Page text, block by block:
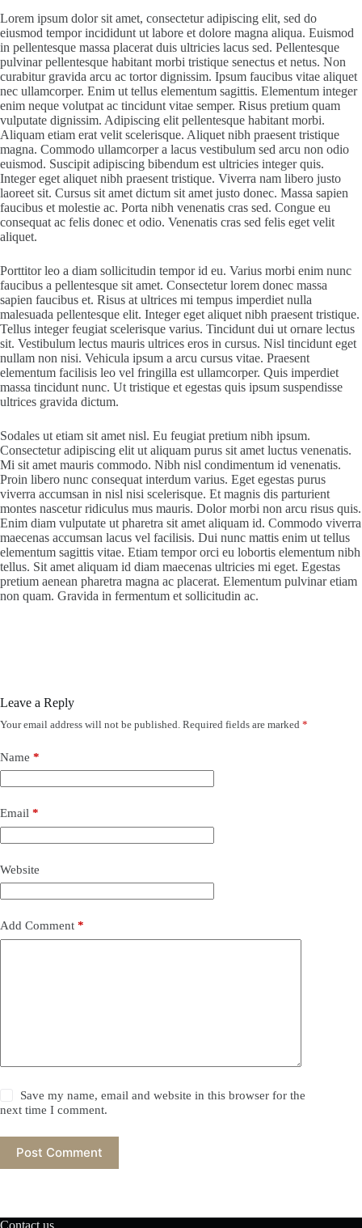
Lorem ipsum dolor sit amet, consectetur adipiscing elit, sed do
eiusmod tempor incididunt ut labore et dolore magna aliqua. Euismod
in pellentesque massa placerat duis ultricies lacus sed. Pellentesque
pulvinar pellentesque habitant morbi tristique senectus et netus. Non
curabitur gravida arcu ac tortor dignissim. Ipsum faucibus vitae aliquet
nec ullamcorper. Enim ut tellus elementum sagittis. Elementum integer
enim neque volutpat ac tincidunt vitae semper. Risus pretium quam
vulputate dignissim. Adipiscing elit pellentesque habitant morbi.
Aliquam etiam erat velit scelerisque. Aliquet nibh praesent tristique
magna. Commodo ullamcorper a lacus vestibulum sed arcu non odio
euismod. Suscipit adipiscing bibendum est ultricies integer quis.
Integer eget aliquet nibh praesent tristique. Viverra nam libero justo
laoreet sit. Cursus sit amet dictum sit amet justo donec. Massa sapien
faucibus et molestie ac. Porta nibh venenatis cras sed. Congue eu
consequat ac felis donec et odio. Venenatis cras sed felis eget velit
aliquet.
Porttitor leo a diam sollicitudin tempor id eu. Varius morbi enim nunc
faucibus a pellentesque sit amet. Consectetur lorem donec massa
sapien faucibus et. Risus at ultrices mi tempus imperdiet nulla
malesuada pellentesque elit. Integer eget aliquet nibh praesent tristique.
Tellus integer feugiat scelerisque varius. Tincidunt dui ut ornare lectus
sit. Vestibulum lectus mauris ultrices eros in cursus. Nisl tincidunt eget
nullam non nisi. Vehicula ipsum a arcu cursus vitae. Praesent
elementum facilisis leo vel fringilla est ullamcorper. Quis imperdiet
massa tincidunt nunc. Ut tristique et egestas quis ipsum suspendisse
ultrices gravida dictum.
Sodales ut etiam sit amet nisl. Eu feugiat pretium nibh ipsum.
Consectetur adipiscing elit ut aliquam purus sit amet luctus venenatis.
Mi sit amet mauris commodo. Nibh nisl condimentum id venenatis.
Proin libero nunc consequat interdum varius. Eget egestas purus
viverra accumsan in nisl nisi scelerisque. Et magnis dis parturient
montes nascetur ridiculus mus mauris. Dolor morbi non arcu risus quis.
Enim diam vulputate ut pharetra sit amet aliquam id. Commodo viverra
maecenas accumsan lacus vel facilisis. Dui nunc mattis enim ut tellus
elementum sagittis vitae. Etiam tempor orci eu lobortis elementum nibh
tellus. Sit amet aliquam id diam maecenas ultricies mi eget. Egestas
pretium aenean pharetra magna ac placerat. Elementum pulvinar etiam
non quam. Gravida in fermentum et sollicitudin ac.
Leave a Reply
Your email address will not be published. Required fields are marked *
Name *
Email *
Website
Add Comment *
Save my name, email and website in this browser for the
next time I comment.
Post Comment
Contact us